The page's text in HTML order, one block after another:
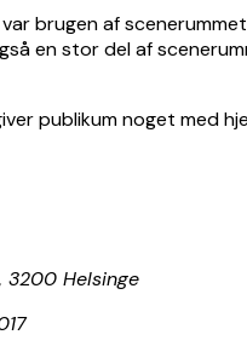
brugen af
en stor del af
publikum noget med
3200 Helsinge